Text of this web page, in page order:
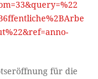
für die